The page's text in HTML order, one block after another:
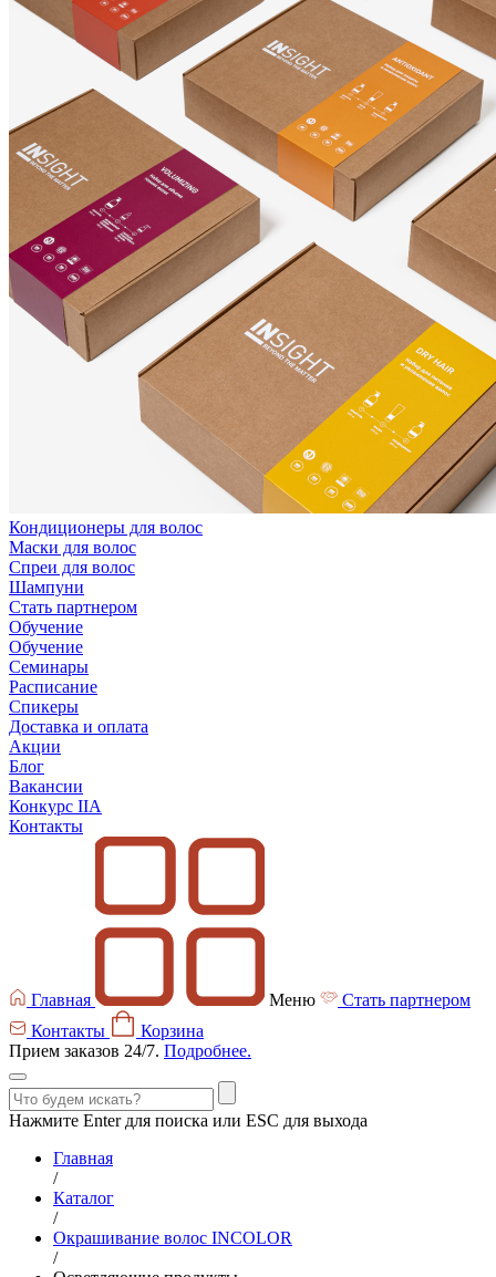
Кондиционеры для волос
Маски для волос
Спреи для волос
Шампуни
Стать партнером
Обучение
Обучение
Семинары
Расписание
Спикеры
Доставка и оплата
Акции
Блог
Вакансии
Конкурс IIA
Контакты
Главная Меню
Стать партнером
Контакты
Корзина
Прием заказов 24/7. Подробнее.
Нажмите Enter для поиска или ESC для выхода
Главная
/
Каталог
/
Окрашивание волос INCOLOR
/